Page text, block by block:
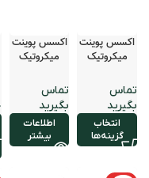
اکسس‌ پوینت
میکروتیک
lite TC
انتخاب
گزینه‌ها
اکسس پوینت
میکروتیک
ac3 LTE6
kit
اطلاعات
بیشتر